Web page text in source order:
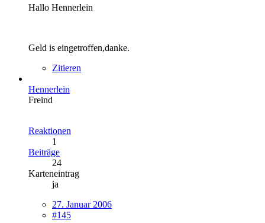
Hallo Hennerlein
Geld is eingetroffen,danke.
Zitieren
Hennerlein
Freind
Reaktionen
1
Beiträge
24
Karteneintrag
ja
27. Januar 2006
#145